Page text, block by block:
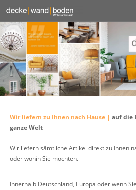
Wir liefern zu Ihnen nach Hause | auf die
ganze Welt
Wir liefern sämtliche Artikel direkt zu Ihnen
oder wohin Sie möchten.
Innerhalb Deutschland, Europa oder wenn